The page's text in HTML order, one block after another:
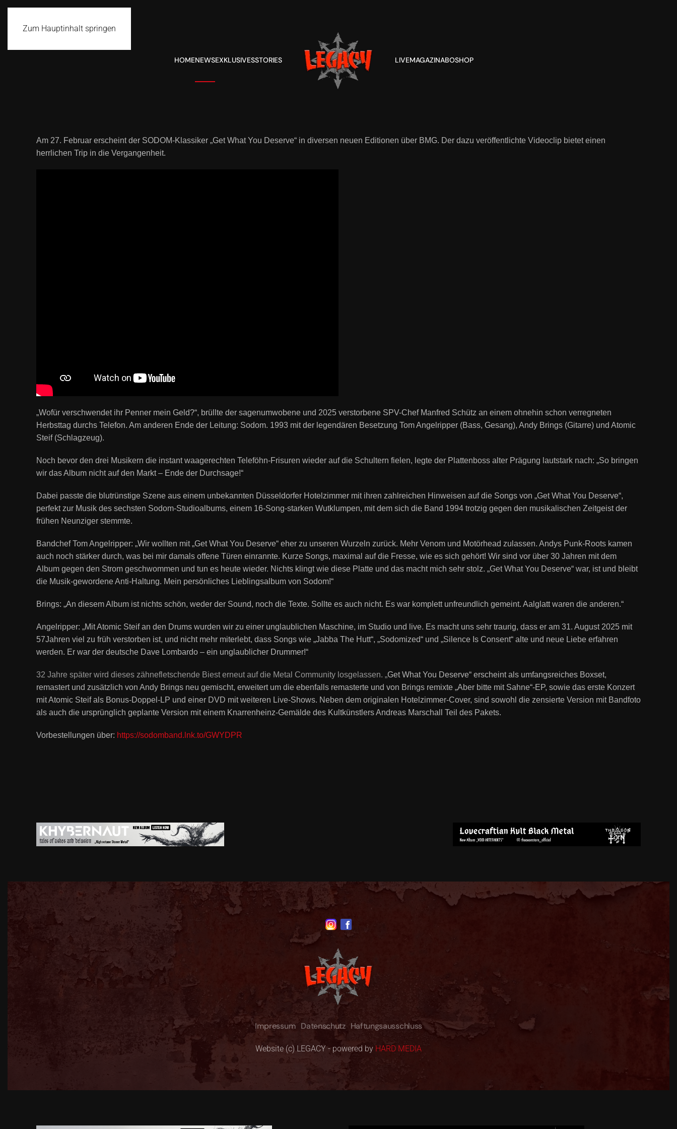
Zum Hauptinhalt springen
HOMENEWSEXKLUSIVESSTORIES LIVEMAGAZINABOSHOP
Am 27. Februar erscheint der SODOM-Klassiker „Get What You Deserve“ in diversen neuen Editionen über BMG. Der dazu veröffentlichte Videoclip bietet einen
herrlichen Trip in die Vergangenheit.
„Wofür verschwendet ihr Penner mein Geld?“, brüllte der sagenumwobene und 2025 verstorbene SPV-Chef Manfred Schütz an einem ohnehin schon verregneten
Herbsttag durchs Telefon. Am anderen Ende der Leitung: Sodom. 1993 mit der legendären Besetzung Tom Angelripper (Bass, Gesang), Andy Brings (Gitarre) und Atomic
Steif (Schlagzeug).
Noch bevor den drei Musikern die instant waagerechten Teleföhn-Frisuren wieder auf die Schultern fielen, legte der Plattenboss alter Prägung lautstark nach: „So bringen
wir das Album nicht auf den Markt – Ende der Durchsage!“
Dabei passte die blutrünstige Szene aus einem unbekannten Düsseldorfer Hotelzimmer mit ihren zahlreichen Hinweisen auf die Songs von „Get What You Deserve“,
perfekt zur Musik des sechsten Sodom-Studioalbums, einem 16-Song-starken Wutklumpen, mit dem sich die Band 1994 trotzig gegen den musikalischen Zeitgeist der
frühen Neunziger stemmte.
Bandchef Tom Angelripper: „Wir wollten mit „Get What You Deserve“ eher zu unseren Wurzeln zurück. Mehr Venom und Motörhead zulassen. Andys Punk-Roots kamen
auch noch stärker durch, was bei mir damals offene Türen einrannte. Kurze Songs, maximal auf die Fresse, wie es sich gehört! Wir sind vor über 30 Jahren mit dem
Album gegen den Strom geschwommen und tun es heute wieder. Nichts klingt wie diese Platte und das macht mich sehr stolz. „Get What You Deserve“ war, ist und bleibt
die Musik-gewordene Anti-Haltung. Mein persönliches Lieblingsalbum von Sodom!“
Brings: „An diesem Album ist nichts schön, weder der Sound, noch die Texte. Sollte es auch nicht. Es war komplett unfreundlich gemeint. Aalglatt waren die anderen.“
Angelripper: „Mit Atomic Steif an den Drums wurden wir zu einer unglaublichen Maschine, im Studio und live. Es macht uns sehr traurig, dass er am 31. August 2025 mit
57Jahren viel zu früh verstorben ist, und nicht mehr miterlebt, dass Songs wie „Jabba The Hutt“, „Sodomized“ und „Silence Is Consent“ alte und neue Liebe erfahren
werden. Er war der deutsche Dave Lombardo – ein unglaublicher Drummer!“
32 Jahre später wird dieses zähnefletschende Biest erneut auf die Metal Community losgelassen. „Get What You Deserve“ erscheint als umfangsreiches Boxset,
remastert und zusätzlich von Andy Brings neu gemischt, erweitert um die ebenfalls remasterte und von Brings remixte „Aber bitte mit Sahne“-EP, sowie das erste Konzert
mit Atomic Steif als Bonus-Doppel-LP und einer DVD mit weiteren Live-Shows. Neben dem originalen Hotelzimmer-Cover, sind sowohl die zensierte Version mit Bandfoto
als auch die ursprünglich geplante Version mit einem Knarrenheinz-Gemälde des Kultkünstlers Andreas Marschall Teil des Pakets.
Vorbestellungen über: https://sodomband.lnk.to/GWYDPR
Impressum Datenschutz Haftungsausschluss
Website (c) LEGACY - powered by HARD MEDIA